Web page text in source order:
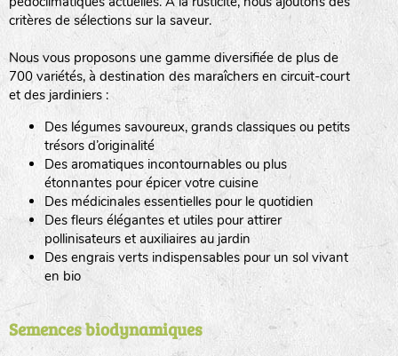
critères de sélections sur la saveur.
Nous vous proposons une gamme diversifiée de plus de
700 variétés, à destination des maraîchers en circuit-court
et des jardiniers :
Des légumes savoureux, grands classiques ou petits
trésors d’originalité
Des aromatiques incontournables ou plus
étonnantes pour épicer votre cuisine
Des médicinales essentielles pour le quotidien
Des fleurs élégantes et utiles pour attirer
pollinisateurs et auxiliaires au jardin
Des engrais verts indispensables pour un sol vivant
en bio
Semences biodynamiques
tas de compost
fleurs
animaux domestiques
animaux sauvages